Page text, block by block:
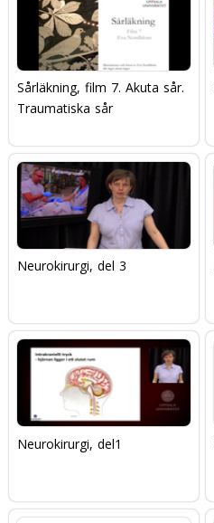
Sårläkning, film 7. Akuta sår.
Traumatiska sår
Neurokirurgi, del 3
Neurokirurgi, del1